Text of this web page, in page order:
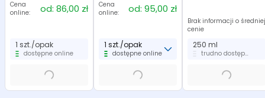
Cena
online:
od: 86,00 zł
1 szt./opak
dostępne online
Cena
online:
od: 95,00 zł
1 szt./opak
dostępne online
Brak informacji o średniej
cenie
250 ml
trudno dostępne